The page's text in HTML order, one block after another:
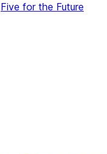
Five for the Future